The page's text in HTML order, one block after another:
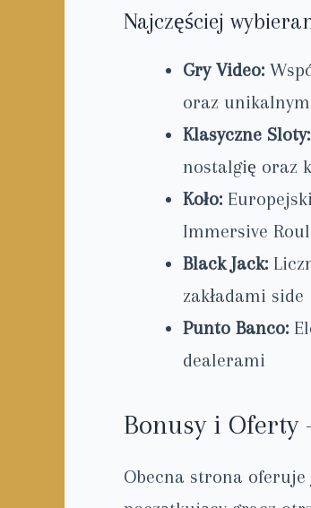
Najczęściej
Gry Video:
oraz
Klasyczne Sloty:
nostalgię oraz
Koło:
Immersive
Black Jack:
zakładami side
Punto Banco:
dealerami
Bonusy i Oferty
Obecna strona